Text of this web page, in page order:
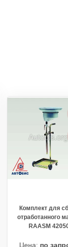
Комплект для
отработанного
RAASM
Цена: по